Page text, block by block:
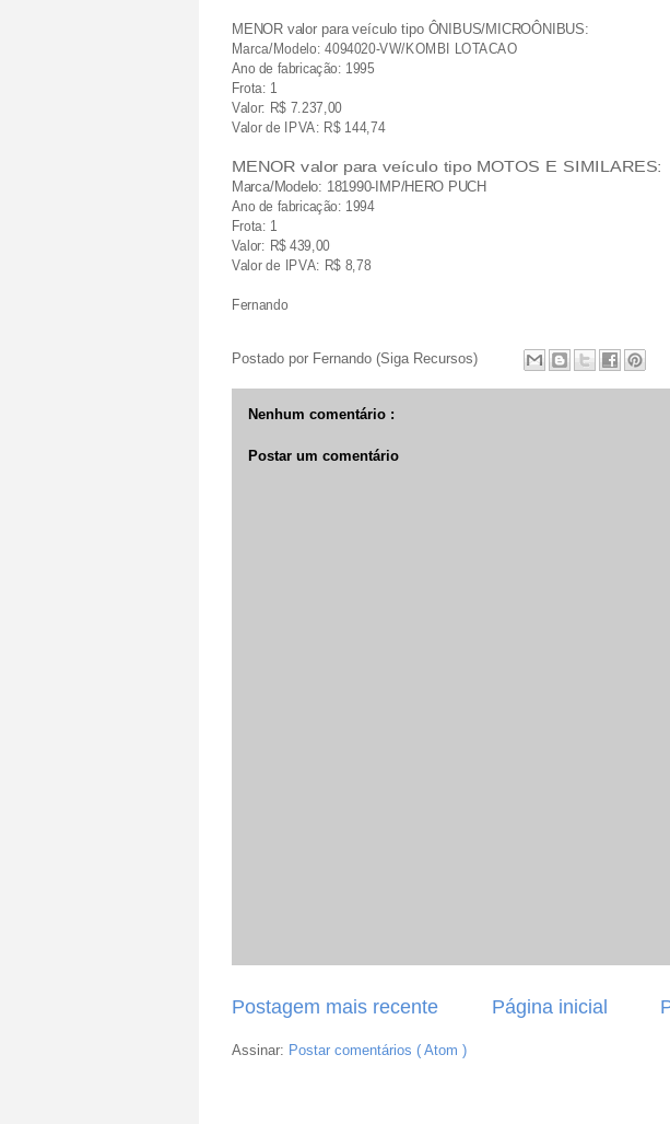
MENOR valor para veículo tipo ÔNIBUS/MICROÔNIBUS:
Marca/Modelo: 4094020-VW/KOMBI LOTACAO
Ano de fabricação: 1995
Frota: 1
Valor: R$ 7.237,00
Valor de IPVA: R$ 144,74
MENOR valor para veículo tipo MOTOS E SIMILARES:
Marca/Modelo: 181990-IMP/HERO PUCH
Ano de fabricação: 1994
Frota: 1
Valor: R$ 439,00
Valor de IPVA: R$ 8,78
Fernando
Postado por Fernando (Siga Recursos)
Nenhum comentário :
Postar um comentário
Postagem mais recente Página inicial
Assinar: Postar comentários ( Atom )